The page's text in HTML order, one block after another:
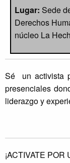
Lugar: Sede
Derechos
núcleo La
Sé un activista
presenciales
liderazgo y
¡ACTIVATE